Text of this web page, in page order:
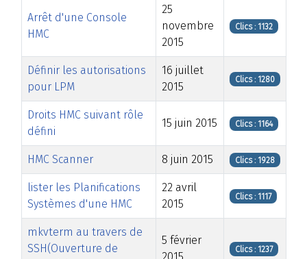
Arrêt d'une Console
HMC
25
novembre
2015
Clics : 1132
Définir les autorisations
pour LPM
16 juillet
2015
Clics : 1280
Droits HMC suivant rôle
défini
15 juin 2015 Clics : 1164
HMC Scanner 8 juin 2015 Clics : 1928
lister les Planifications
Systèmes d'une HMC
22 avril
2015
Clics : 1117
mkvterm au travers de
SSH(Ouverture de
5 février
2015
Clics : 1237